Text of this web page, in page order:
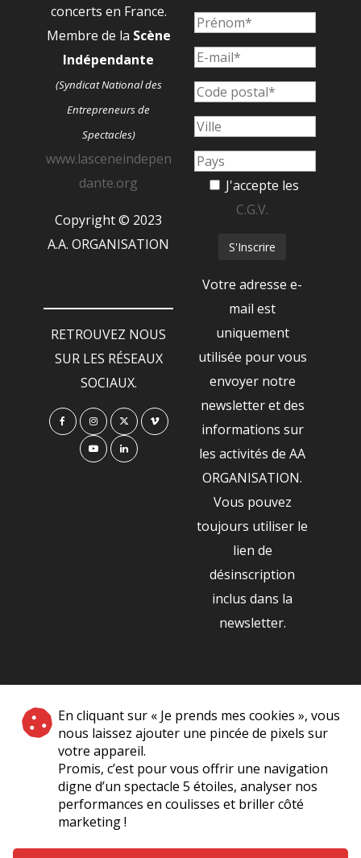
En cliquant sur « Je prends mes cookies », vous
nous laissez ajouter une pincée de pixels sur
votre appareil.
Promis, c’est pour vous offrir une navigation
digne d’un spectacle 5 étoiles, analyser nos
performances en coulisses et briller côté
marketing !
concerts en France.
Membre de la Scène
Indépendante
(Syndicat National des
Entrepreneurs de
Spectacles)
www.lasceneindepen
dante.org
Copyright © 2023
A.A. ORGANISATION
RETROUVEZ NOUS
SUR LES RÉSEAUX
SOCIAUX.
J'accepte les
C.G.V.
Votre adresse e-
mail est
uniquement
utilisée pour vous
envoyer notre
newsletter et des
informations sur
les activités de AA
ORGANISATION.
Vous pouvez
toujours utiliser le
lien de
désinscription
inclus dans la
newsletter.
NOS PARTENAIRES
|
Plan du site A Propos de Nous